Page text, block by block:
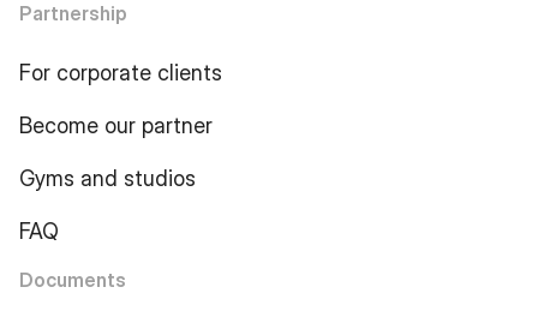
Partnership
For corporate clients
Become our partner
Gyms and studios
FAQ
Documents